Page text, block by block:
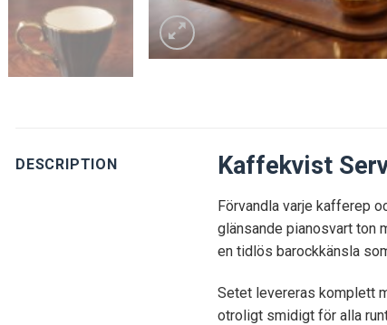
DESCRIPTION Kaffekvist
Förvandla varje kafferep
glänsande pianosvart ton
en tidlös barockkänsla
Setet levereras komplett
otroligt smidigt för alla